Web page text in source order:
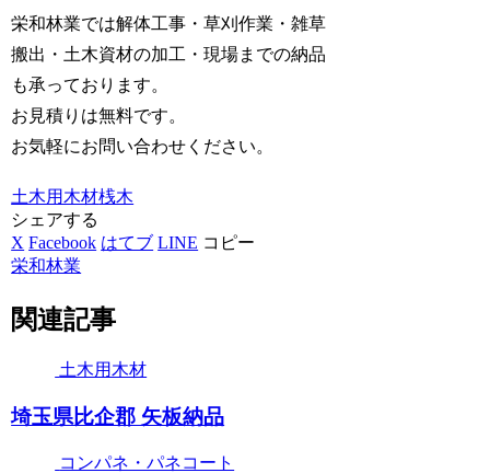
栄和林業では解体工事・草刈作業・雑草
搬出・土木資材の加工・現場までの納品
も承っております。
お見積りは無料です。
お気軽にお問い合わせください。
土木用木材桟木
シェアする
X Facebook はてブ LINE コピー
栄和林業
関連記事
土木用木材
埼玉県比企郡 矢板納品
コンパネ・パネコート